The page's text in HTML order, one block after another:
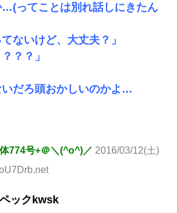
ってことは別れ話しにきたん
ないけど、大丈夫？」
？？」
だろ頭おかしいのかよ…
774号+＠＼(^o^)／ 2016/03/12(土)
ックkwsk